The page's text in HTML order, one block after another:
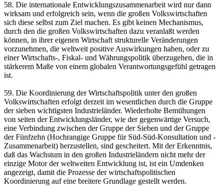
58. Die internationale Entwicklungszusammenarbeit wird nur dann
wirksam und erfolgreich sein, wenn die großen Volkswirtschaften
sich diese selbst zum Ziel machen. Es gibt keinen Mechanismus,
durch den die großen Volkswirtschaften dazu veranlaßt werden
können, in ihrer eigenen Wirtschaft strukturelle Veränderungen
vorzunehmen, die weltweit positive Auswirkungen haben, oder zu
einer Wirtschafts-, Fiskal- und Währungspolitik überzugehen, die in
stärkerem Maße von einem globalen Verantwortungsgefühl getragen
ist.
59. Die Koordinierung der Wirtschaftspolitik unter den großen
Volkswirtschaften erfolgt derzeit im wesentlichen durch die Gruppe
der sieben wichtigsten Industrieländer. Wiederholte Bemühungen
von seiten der Entwicklungsländer, wie der gegenwärtige Versuch,
eine Verbindung zwischen der Gruppe der Sieben und der Gruppe
der Fünfzehn (Hochrangige Gruppe für Süd-Süd-Konsultation und -
Zusammenarbeit) herzustellen, sind gescheitert. Mit der Erkenntnis,
daß das Wachstum in den großen Industrieländern nicht mehr der
einzige Motor der weltweiten Entwicklung ist, ist ein Umdenken
angezeigt, damit die Prozesse der wirtschaftspolitischen
Koordinierung auf eine breitere Grundlage gestellt werden.